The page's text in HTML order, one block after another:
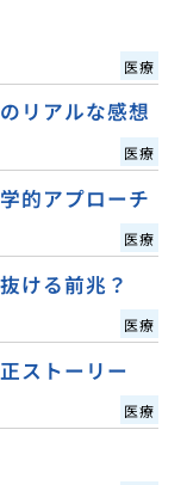
医療
リアルな感想
医療
的アプローチ
医療
ける前兆？
医療
ストーリー
医療